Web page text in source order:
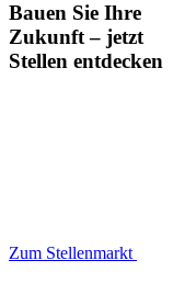
Bauen Sie Ihre
Zukunft – jetzt
Stellen entdecken
Zum Stellenmarkt